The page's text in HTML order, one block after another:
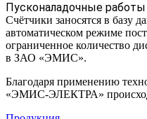
Пусконаладочные работы
Счётчики заносятся в базу
автоматическом режиме
ограниченное количество
в ЗАО «ЭМИС».
Благодаря применению
«ЭМИС-ЭЛЕКТРА»